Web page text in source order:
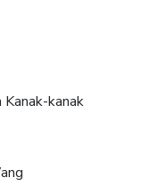
Kanak-kanak